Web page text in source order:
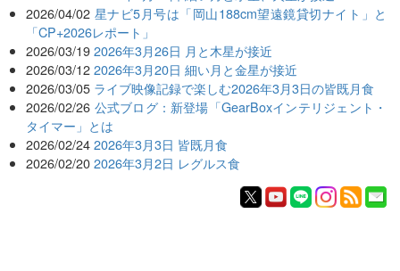
2026/04/02 星ナビ5月号は「岡山188cm望遠鏡貸切ナイト」と
「CP+2026レポート」
2026/03/19 2026年3月26日 月と木星が接近
2026/03/12 2026年3月20日 細い月と金星が接近
2026/03/05 ライブ映像記録で楽しむ2026年3月3日の皆既月食
2026/02/26 公式ブログ：新登場「GearBoxインテリジェント・
タイマー」とは
2026/02/24 2026年3月3日 皆既月食
2026/02/20 2026年3月2日 レグルス食